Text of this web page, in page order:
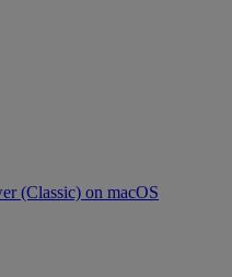
(Classic) on macOS